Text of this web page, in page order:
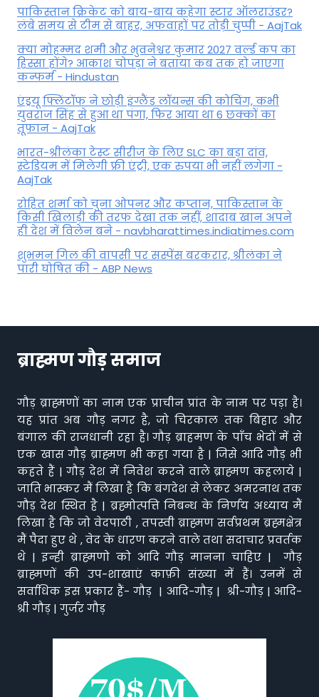
पाकिस्तान क्रिकेट को बाय-बाय कहेगा स्टार ऑलराउंडर?
लंबे समय से टीम से बाहर, अफवाहों पर तोड़ी चुप्पी - AajTak
क्या मोहम्मद शमी और भुवनेश्वर कुमार 2027 वर्ल्ड कप का
हिस्सा होंगे? आकाश चोपड़ा ने बताया कब तक हो जाएगा
कन्फर्म - Hindustan
एंड्रयू फ्लिंटॉफ ने छोड़ी इंग्लैंड लॉयन्स की कोच‍िंग, कभी
युवराज सिंह से हुआ था पंगा, फ‍िर आया था 6 छक्कों का
तूफान - AajTak
भारत-श्रीलंका टेस्ट सीरीज के लिए SLC का बड़ा दांव,
स्टेडियम में मिलेगी फ्री एंट्री, एक रुपया भी नहीं लगेगा -
AajTak
रोहित शर्मा को चुना ओपनर और कप्तान, पाकिस्तान के
किसी खिलाड़ी की तरफ देखा तक नहीं, शादाब खान अपने
ही देश में विलेन बने - navbharattimes.indiatimes.com
शुभमन गिल की वापसी पर सस्पेंस बरकरार, श्रीलंका ने
पारी घोषित की - ABP News
ब्राह्मण गौड़ समाज
गौड़ ब्राह्मणों का नाम एक प्राचीन प्रांत के नाम पर पड़ा है।
यह प्रांत अब गौड़ नगर है, जो चिरकाल तक बिहार और
बंगाल की राजधानी रहा है। गौड़ ब्राहमण के पाँच भेदों में से
एक खास गौड़ ब्राह्मण भी कहा गया है | जिसे आदि गौड़ भी
कहते हैं | गौड़ देश में निवेश करने वाले ब्राह्मण कहलाये |
जाति भास्कर मैं लिखा है कि बंगदेश से लेकर अमरनाथ तक
गौड़ देश स्थित है | ब्रह्मोत्पत्ति निबन्ध के निर्णय अध्याय मैं
लिखा है कि जो वेदपाठी , तपस्वी ब्राह्मण सर्वप्रथम ब्रह्मक्षेत्र
मैं पैदा हुए थे , वेद के धारण करने वाले तथा सदाचार प्रवर्तक
थे | इन्ही ब्राह्मणो को आदि गौड़ मानना चाहिए | गौड़
ब्राह्मणों की उप-शाखाएं काफ़ी संख्या में हैं। उनमें से
सर्वाधिक इस प्रकार हैं- गौड़ | आदि-गौड़ | श्री-गौड़ | आदि-
श्री गौड़ | गुर्जर गौड़